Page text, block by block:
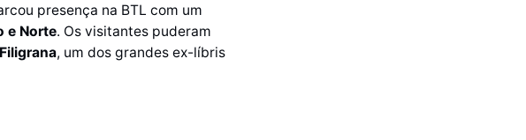
presença na BTL com um
e Norte. Os visitantes puderam
, um dos grandes ex-líbris